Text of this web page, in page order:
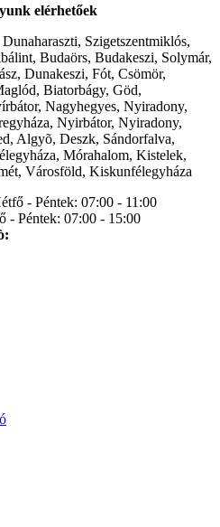
elérhetőek
Szigetszentmiklós,
Budaörs, Budakeszi, Solymár,
Dunakeszi, Fót, Csömör,
Biatorbágy, Göd,
Nagyhegyes, Nyiradony,
Nyirbátor, Nyiradony,
Algyõ, Deszk, Sándorfalva,
Mórahalom, Kistelek,
Városföld, Kiskunfélegyháza
- Péntek: 07:00 - 11:00
- Péntek: 07:00 - 15:00